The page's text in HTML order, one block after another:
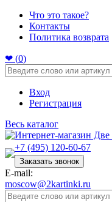
Что это такое?
Контакты
Политика возврата
❤ (0)
Вход
Регистрация
Весь каталог
+7 (495) 120-60-67
Заказать звонок
E-mail:
moscow@2kartinki.ru